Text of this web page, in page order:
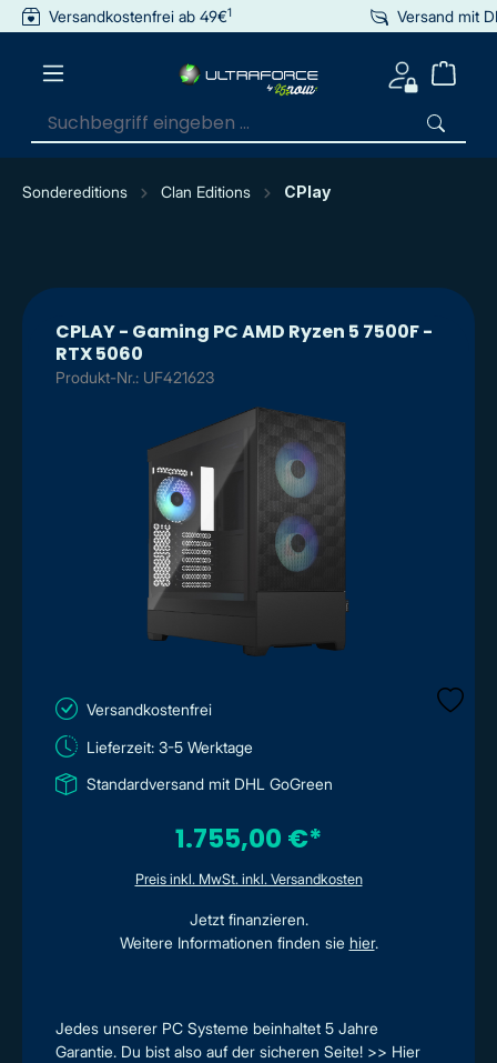
springen
Versandkostenfrei ab 49€1 Versand mit
Sondereditions Clan Editions CPlay
CPLAY - Gaming PC AMD Ryzen 5 7500F -
RTX 5060
Produkt-Nr.: UF421623
Jedes unserer PC Systeme beinhaltet 5 Jahre
Garantie. Du bist also auf der sicheren Seite! >> Hier
Versandkostenfrei
Lieferzeit: 3-5 Werktage
Standardversand mit DHL GoGreen
1.755,00 €*
Preis inkl. MwSt. inkl. Versandkosten
Jetzt finanzieren.
Weitere Informationen finden sie hier.